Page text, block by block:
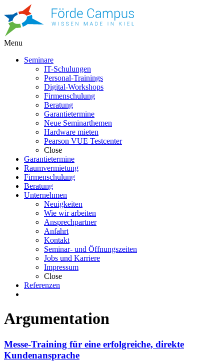
Menu
Seminare
IT-Schulungen
Personal-Trainings
Digital-Workshops
Firmenschulung
Beratung
Garantietermine
Neue Seminarthemen
Hardware mieten
Pearson VUE Testcenter
Close
Garantietermine
Raumvermietung
Firmenschulung
Beratung
Unternehmen
Neuigkeiten
Wie wir arbeiten
Ansprechpartner
Anfahrt
Kontakt
Seminar- und Öffnungszeiten
Jobs und Karriere
Impressum
Close
Referenzen
Argumentation
Messe-Training für eine erfolgreiche, direkte
Kundenansprache